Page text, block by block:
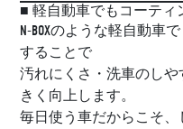
■ 軽自動車でもコーティ
N-BOXのような軽自動車
することで
汚れにくさ・洗車のし
きく向上します。
毎日使う車だからこそ